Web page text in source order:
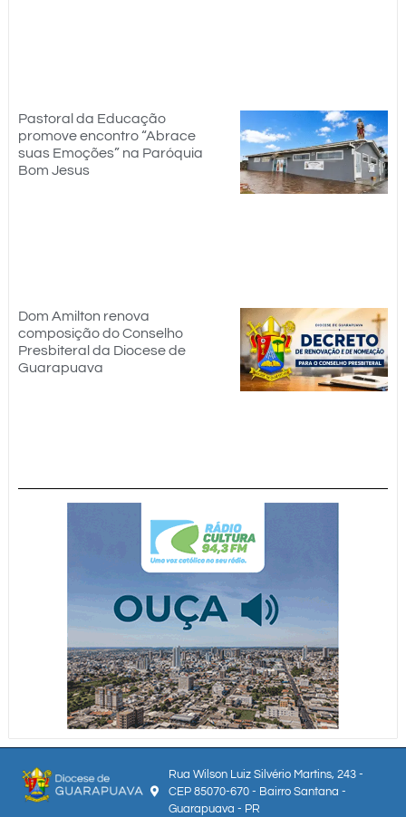
Pastoral da Educação
promove encontro “Abrace
suas Emoções” na Paróquia
Bom Jesus
Dom Amilton renova
composição do Conselho
Presbiteral da Diocese de
Guarapuava
Rua Wilson Luiz Silvério Martins, 243 -
CEP 85070-670 - Bairro Santana -
Guarapuava - PR